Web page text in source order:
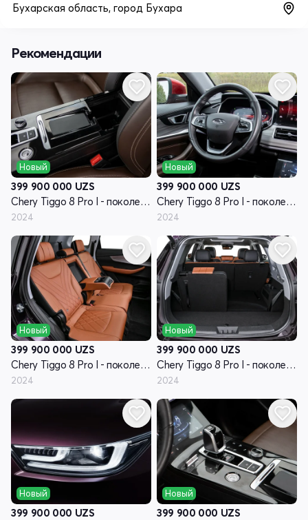
Бухарская область, город Бухара
Рекомендации
Новый
399 900 000 UZS
Chery Tiggo 8 Pro I - поколение
2024
Новый
399 900 000 UZS
Chery Tiggo 8 Pro I - поколение
2024
Новый
399 900 000 UZS
Chery Tiggo 8 Pro I - поколение
2024
Новый
399 900 000 UZS
Chery Tiggo 8 Pro I - поколение
2024
Новый
399 900 000 UZS
Новый
399 900 000 UZS